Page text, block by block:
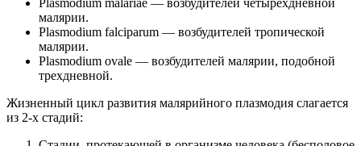
малярии.
Plasmodium falciparum — возбудителей тропической
малярии.
Plasmodium ovale — возбудителей малярии, подобной
трехдневной.
Жизненный цикл развития малярийного плазмодия слагается
из 2-х стадий: